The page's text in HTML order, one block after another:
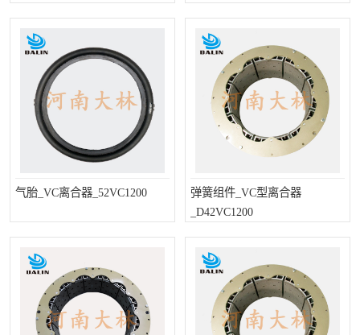
气胎_VC离合器_52VC1200
弹簧组件_VC型离合器
_D42VC1200